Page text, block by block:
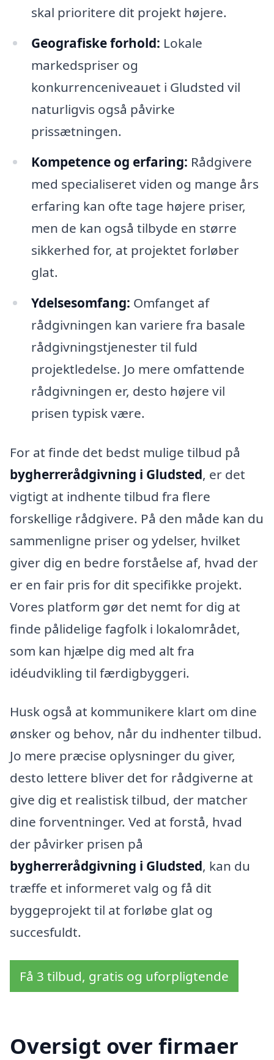
skal prioritere dit projekt højere.
Geografiske forhold: Lokale
markedspriser og
konkurrenceniveauet i Gludsted vil
naturligvis også påvirke
prissætningen.
Kompetence og erfaring: Rådgivere
med specialiseret viden og mange års
erfaring kan ofte tage højere priser,
men de kan også tilbyde en større
sikkerhed for, at projektet forløber
glat.
Ydelsesomfang: Omfanget af
rådgivningen kan variere fra basale
rådgivningstjenester til fuld
projektledelse. Jo mere omfattende
rådgivningen er, desto højere vil
prisen typisk være.
For at finde det bedst mulige tilbud på
bygherrerådgivning i Gludsted, er det
vigtigt at indhente tilbud fra flere
forskellige rådgivere. På den måde kan du
sammenligne priser og ydelser, hvilket
giver dig en bedre forståelse af, hvad der
er en fair pris for dit specifikke projekt.
Vores platform gør det nemt for dig at
finde pålidelige fagfolk i lokalområdet,
som kan hjælpe dig med alt fra
idéudvikling til færdigbyggeri.
Husk også at kommunikere klart om dine
ønsker og behov, når du indhenter tilbud.
Jo mere præcise oplysninger du giver,
desto lettere bliver det for rådgiverne at
give dig et realistisk tilbud, der matcher
dine forventninger. Ved at forstå, hvad
der påvirker prisen på
bygherrerådgivning i Gludsted, kan du
træffe et informeret valg og få dit
byggeprojekt til at forløbe glat og
succesfuldt.
Få 3 tilbud, gratis og uforpligtende
Oversigt over firmaer